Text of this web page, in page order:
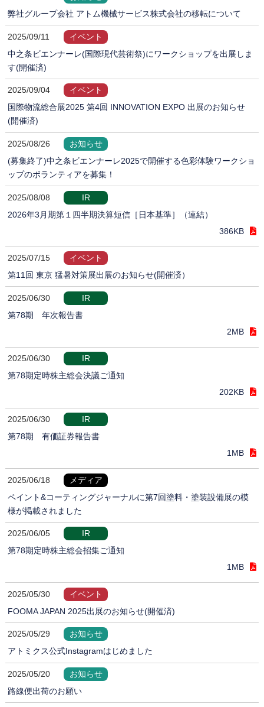
弊社グループ会社 アトム機械サービス株式会社の移転について
2025/09/11
イベント
中之条ビエンナーレ(国際現代芸術祭)にワークショップを出展しま
す(開催済)
2025/09/04
イベント
国際物流総合展2025 第4回 INNOVATION EXPO 出展のお知らせ
(開催済)
2025/08/26
お知らせ
(募集終了)中之条ビエンナーレ2025で開催する色彩体験ワークショ
ップのボランティアを募集！
2025/08/08
IR
2026年3月期第１四半期決算短信［日本基準］（連結）
386KB
2025/07/15
イベント
第11回 東京 猛暑対策展出展のお知らせ(開催済）
2025/06/30
IR
第78期 年次報告書
2MB
2025/06/30
IR
第78期定時株主総会決議ご通知
202KB
2025/06/30
IR
第78期 有価証券報告書
1MB
2025/06/18
メディア
ペイント&コーティングジャーナルに第7回塗料・塗装設備展の模
様が掲載されました
2025/06/05
IR
第78期定時株主総会招集ご通知
1MB
2025/05/30
イベント
FOOMA JAPAN 2025出展のお知らせ(開催済)
2025/05/29
お知らせ
アトミクス公式Instagramはじめました
2025/05/20
お知らせ
路線便出荷のお願い